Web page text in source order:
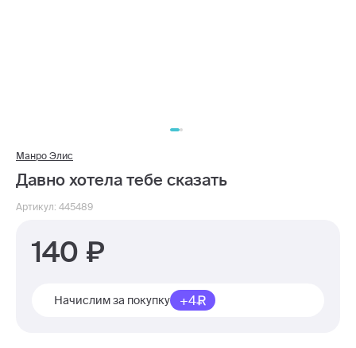
Манро Элис
Давно хотела тебе сказать
Артикул: 445489
140
Начислим за покупку +4